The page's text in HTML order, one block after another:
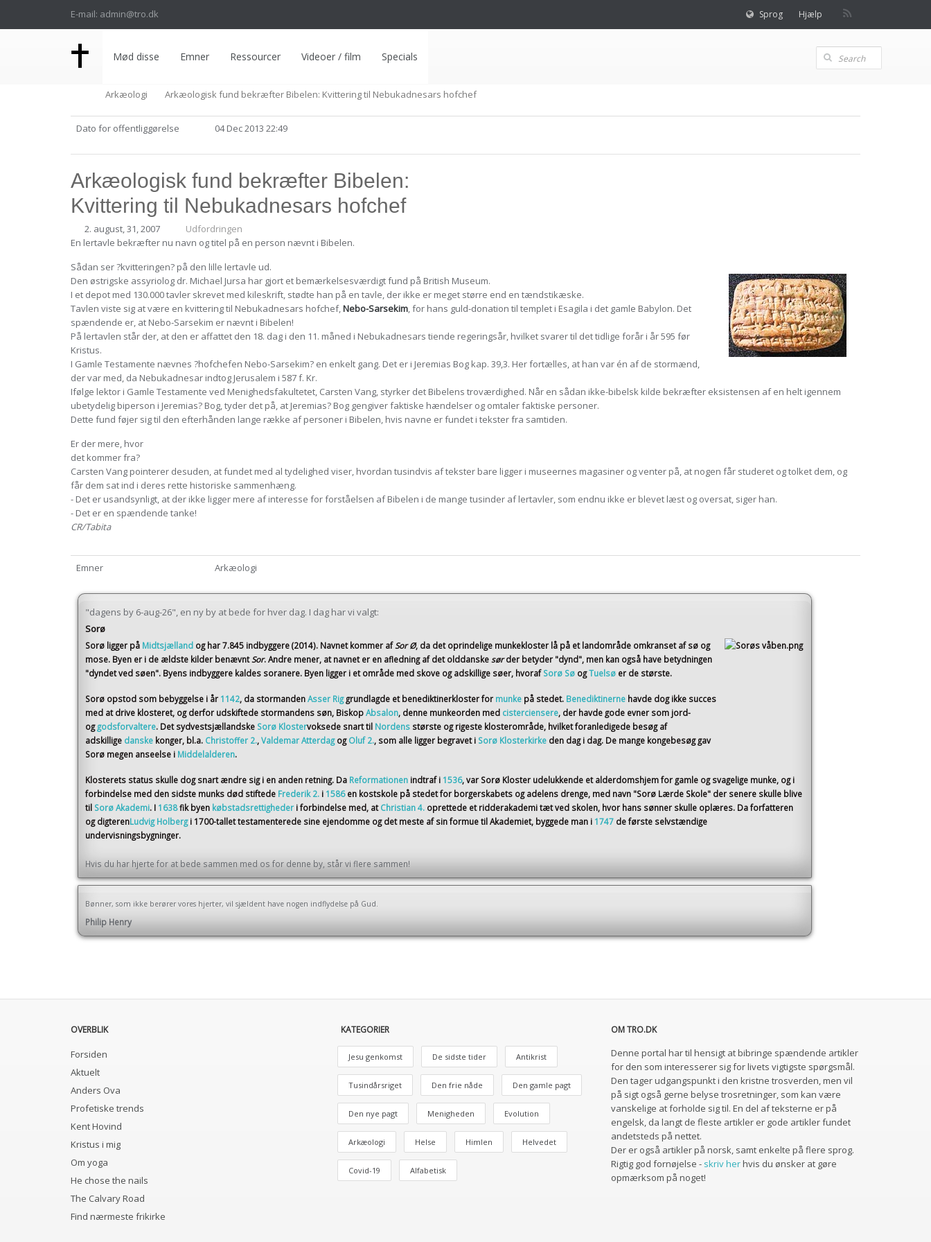
E-mail: admin@tro.dk Sprog Hjælp
Mød disse Emner Ressourcer Videoer / film Specials
Arkæologi Arkæologisk fund bekræfter Bibelen: Kvittering til Nebukadnesars hofchef
Dato for offentliggørelse 04 Dec 2013 22:49
Arkæologisk fund bekræfter Bibelen:
Kvittering til Nebukadnesars hofchef
2. august, 31, 2007
Udfordringen
En lertavle bekræfter nu navn og titel på en person nævnt i Bibelen.
Sådan ser ?kvitteringen? på den lille lertavle ud.
Den østrigske assyriolog dr. Michael Jursa har gjort et bemærkelsesværdigt fund på British Museum.
I et depot med 130.000 tavler skrevet med kileskrift, stødte han på en tavle, der ikke er meget større end en tændstikæske.
Tavlen viste sig at være en kvittering til Nebukadnesars hofchef,Nebo-Sarsekim, for hans guld-donation til templet i Esagila i det gamle Babylon. Det
spændende er, at Nebo-Sarsekim er nævnt i Bibelen!
På lertavlen står der, at den er affattet den 18. dag i den 11. måned i Nebukadnesars tiende regeringsår, hvilket svarer til det tidlige forår i år 595 før
Kristus.
I Gamle Testamente nævnes ?hofchefen Nebo-Sarsekim? en enkelt gang. Det er i Jeremias Bog kap. 39,3. Her fortælles, at han var én af de stormænd,
der var med, da Nebukadnesar indtog Jerusalem i 587 f. Kr.
Ifølge lektor i Gamle Testamente ved Menighedsfakultetet, Carsten Vang, styrker det Bibelens troværdighed. Når en sådan ikke-bibelsk kilde bekræfter eksistensen af en helt igennem
ubetydelig biperson i Jeremias? Bog, tyder det på, at Jeremias? Bog gengiver faktiske hændelser og omtaler faktiske personer.
Dette fund føjer sig til den efterhånden lange række af personer i Bibelen, hvis navne er fundet i tekster fra samtiden.
Er der mere, hvor
det kommer fra?
Carsten Vang pointerer desuden, at fundet med al tydelighed viser, hvordan tusindvis af tekster bare ligger i museernes magasiner og venter på, at nogen får studeret og tolket dem, og
får dem sat ind i deres rette historiske sammenhæng.
- Det er usandsynligt, at der ikke ligger mere af interesse for forståelsen af Bibelen i de mange tusinder af lertavler, som endnu ikke er blevet læst og oversat, siger han.
- Det er en spændende tanke!
CR/Tabita
Emner Arkæologi
"dagens by 6-aug-26", en ny by at bede for hver dag. I dag har vi valgt:
Sorø
Sorø ligger på Midtsjælland og har 7.845 indbyggere (2014). Navnet kommer af Sor Ø, da det oprindelige munkekloster lå på et landområde omkranset af sø og
mose. Byen er i de ældste kilder benævnt Sor. Andre mener, at navnet er en afledning af det olddanske sør der betyder "dynd", men kan også have betydningen
"dyndet ved søen". Byens indbyggere kaldes soranere. Byen ligger i et område med skove og adskillige søer, hvoraf Sorø Sø ogTuelsø er de største.
Sorø opstod som bebyggelse i år 1142, da stormandenAsser Rig grundlagde et benediktinerkloster for munke på stedet. Benediktinerne havde dog ikke succes
med at drive klosteret, og derfor udskiftede stormandens søn, BiskopAbsalon, denne munkeorden med cisterciensere, der havde gode evner som jord-
og godsforvaltere. Det sydvestsjællandske Sorø Klostervoksede snart til Nordens største og rigeste klosterområde, hvilket foranledigede besøg af
adskillige danske konger, bl.a. Christoffer 2.,Valdemar Atterdag og Oluf 2., som alle ligger begravet i Sorø Klosterkirke den dag i dag. De mange kongebesøg gav
Sorø megen anseelse i Middelalderen.
Klosterets status skulle dog snart ændre sig i en anden retning. Da Reformationen indtraf i 1536, var Sorø Kloster udelukkende et alderdomshjem for gamle og svagelige munke, og i
forbindelse med den sidste munks død stiftede Frederik 2. i 1586 en kostskole på stedet for borgerskabets og adelens drenge, med navn "Sorø Lærde Skole" der senere skulle blive
til Sorø Akademi. I 1638fik byen købstadsrettigheder i forbindelse med, at Christian 4. oprettede et ridderakademi tæt ved skolen, hvor hans sønner skulle oplæres. Da forfatteren
og digterenLudvig Holberg i 1700-tallet testamenterede sine ejendomme og det meste af sin formue til Akademiet, byggede man i 1747 de første selvstændige
undervisningsbygninger.
Hvis du har hjerte for at bede sammen med os for denne by, står vi flere sammen!
Bønner, som ikke berører vores hjerter, vil sjældent have nogen indflydelse på Gud.
Philip Henry
OVERBLIK
Forsiden
Aktuelt
Anders Ova
Profetiske trends
Kent Hovind
Kristus i mig
Om yoga
He chose the nails
The Calvary Road
Find nærmeste frikirke
KATEGORIER
Jesu genkomst De sidste tider Antikrist
Tusindårsriget Den frie nåde Den gamle pagt
Den nye pagt Menigheden Evolution
Arkæologi Helse Himlen Helvedet
Covid-19 Alfabetisk
OM TRO.DK
Denne portal har til hensigt at bibringe spændende artikler
for den som interesserer sig for livets vigtigste spørgsmål.
Den tager udgangspunkt i den kristne trosverden, men vil
på sigt også gerne belyse trosretninger, som kan være
vanskelige at forholde sig til. En del af teksterne er på
engelsk, da langt de fleste artikler er gode artikler fundet
andetsteds på nettet.
Der er også artikler på norsk, samt enkelte på flere sprog.
Rigtig god fornøjelse - skriv herhvis du ønsker at gøre
opmærksom på noget!